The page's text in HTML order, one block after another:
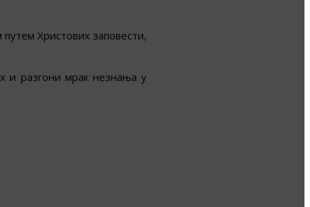
Христових заповести,
и разгони мрак незнања у